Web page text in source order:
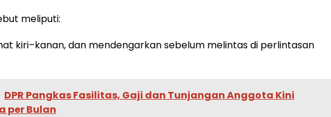
meliputi:
kiri–kanan, dan mendengarkan sebelum melintas di perlintasan
DPR Pangkas Fasilitas, Gaji dan Tunjangan Anggota Kini
per Bulan